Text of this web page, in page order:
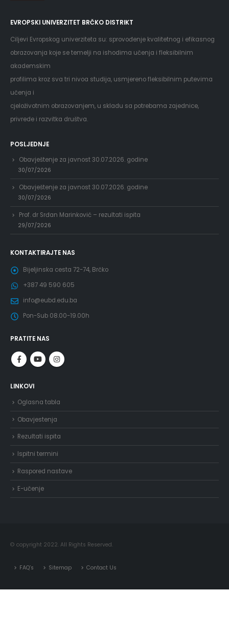
EVROPSKI UNIVERZITET BRČKO DISTRIKT
Ciljevi Evropskog univerziteta su: sprovođenje kvalitetnog i efikasnog
obrazovanja koje se temelji na ishodima učenja i fleksibilnim
akademskim
profilima kroz sva tri nivoa studija, usmjereno fleksibilnim putevima
učenja i
cjeloživotnim obrazovanjem, u skladu sa potrebama zajednice,
privrede i razvitka društva.
POSLJEDNJE
Obavještenje za javnost 30.07.2026. godine
30/07/2026
Obavještenje za javnost 30.07.2026. godine
30/07/2026
Prof. dr Srđan Marinković – rezultati ispita
29/07/2026
KONTAKTIRAJTE NAS
Bijeljinska cesta 72-74, Brčko
+387 49 590 605
info@eubd.edu.ba
Pon-Sub 08.00-19.00h
PRATITE NAS
LINKOVI
Oglasna tabla
Obavjestenja
Rezultati ispita
Ispitni termini
Raspored nastave
E-učenje
© copyright 2022. All Rights Reserved.
FAQ’s Sitemap Contact Us